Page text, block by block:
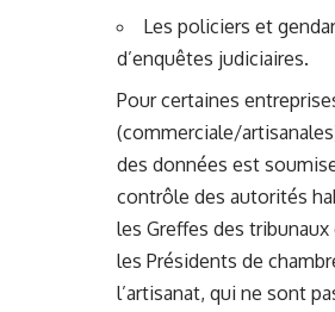
Les policiers et
d’enquêtes judiciaires.
Pour certaines
(commerciale/
des données est
contrôle des autorités
les Greffes des
les Présidents de
l’artisanat, qui ne sont